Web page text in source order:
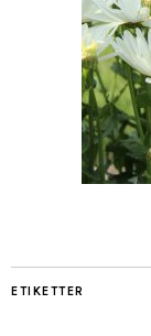
ETIKETTER